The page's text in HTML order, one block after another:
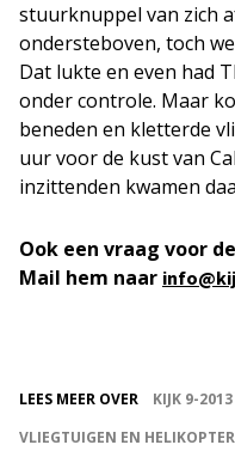
stuurknuppel van zich
ondersteboven, toch
Dat lukte en even had
onder controle. Maar
beneden en kletterde
uur voor de kust van
inzittenden kwamen
Ook een vraag voor
Mail hem naar
LEES MEER OVER KIJK 9-2013
VLIEGTUIGEN EN